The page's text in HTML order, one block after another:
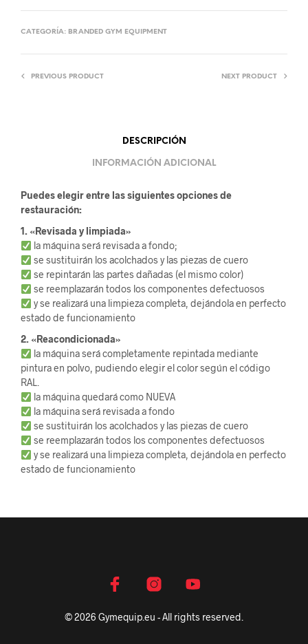
CATEGORÍA: BRANDED GYM EQUIPMENT
PREVIOUS PRODUCT NEXT PRODUCT
DESCRIPCIÓN
INFORMACIÓN ADICIONAL
Puedes elegir entre las siguientes opciones de
restauración:
1. «Revisada y limpiada»
la máquina será revisada a fondo;
se sustituirán los acolchados y las piezas de cuero
se repintarán las partes dañadas (el mismo color)
se reemplazarán todos los componentes defectuosos
y se realizará una limpieza completa, dejándola en perfecto
estado de funcionamiento
2. «Reacondicionada»
la máquina será completamente repintada mediante
pintura en polvo, pudiendo elegir el color según el código
RAL.
la máquina quedará como NUEVA
la máquina será revisada a fondo
se sustituirán los acolchados y las piezas de cuero
se reemplazarán todos los componentes defectuosos
y se realizará una limpieza completa, dejándola en perfecto
estado de funcionamiento
© 2026 Gymequip.eu - All rights reserved.